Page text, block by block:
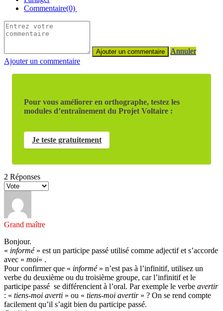
Commentaire(0)
Annuler
Ajouter un commentaire
Pour vous améliorer en orthographe, testez les
modules d’entraînement du Projet Voltaire :
Je teste gratuitement
2 Réponses
Grand maître
Bonjour.
« informé» est un participe passé utilisé comme adjectif et s’accorde
avec « moi« .
Pour confirmer que « informé» n’est pas à l’infinitif, utilisez un
verbe du deuxième ou du troisième groupe, car l’infinitif et le
participe passé se différencient à l’oral. Par exemple le verbe avertir
: « tiens-moi averti » ou « tiens-moi avertir» ? On se rend compte
facilement qu’il s’agit bien du participe passé.